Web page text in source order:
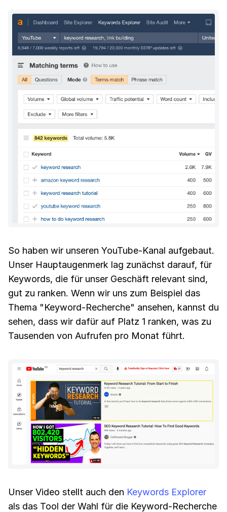
So haben wir unseren YouTube-Kanal aufgebaut.
Unser Hauptaugenmerk lag zunächst darauf, für
Keywords, die für unser Geschäft relevant sind,
gut zu ranken. Wenn wir uns zum Beispiel das
Thema "Keyword-Recherche" ansehen, kannst du
sehen, dass wir dafür auf Platz 1 ranken, was zu
Tausenden von Aufrufen pro Monat führt.
Unser Video stellt auch den Keywords Explorer
als das Tool der Wahl für die Keyword-Recherche